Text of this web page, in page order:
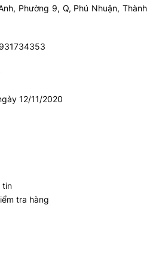
Phường 9, Q, Phú Nhuận, Thành
12/11/2020
tin
tra hàng